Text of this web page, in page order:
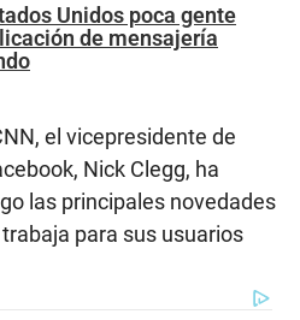
Unidos poca gente
de mensajería
el vicepresidente de
Nick Clegg, ha
las principales novedades
para sus usuarios